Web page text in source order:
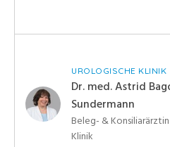
UROLOGISCHE KLINIK
Dr. med. Astrid
Sundermann
Beleg- &
Klinik